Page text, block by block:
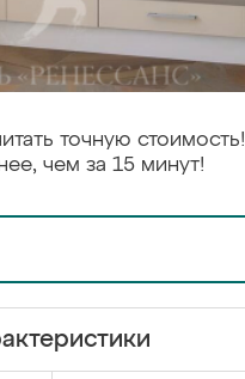
точную стоимость!
чем за 15 минут!